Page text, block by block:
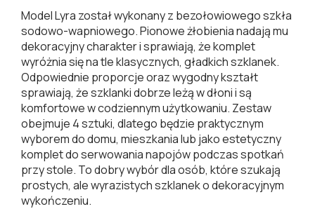
Model Lyra został wykonany z bezołowiowego szkła
sodowo-wapniowego. Pionowe żłobienia nadają mu
dekoracyjny charakter i sprawiają, że komplet
wyróżnia się na tle klasycznych, gładkich szklanek.
Odpowiednie proporcje oraz wygodny kształt
sprawiają, że szklanki dobrze leżą w dłoni i są
komfortowe w codziennym użytkowaniu. Zestaw
obejmuje 4 sztuki, dlatego będzie praktycznym
wyborem do domu, mieszkania lub jako estetyczny
komplet do serwowania napojów podczas spotkań
przy stole. To dobry wybór dla osób, które szukają
prostych, ale wyrazistych szklanek o dekoracyjnym
wykończeniu.